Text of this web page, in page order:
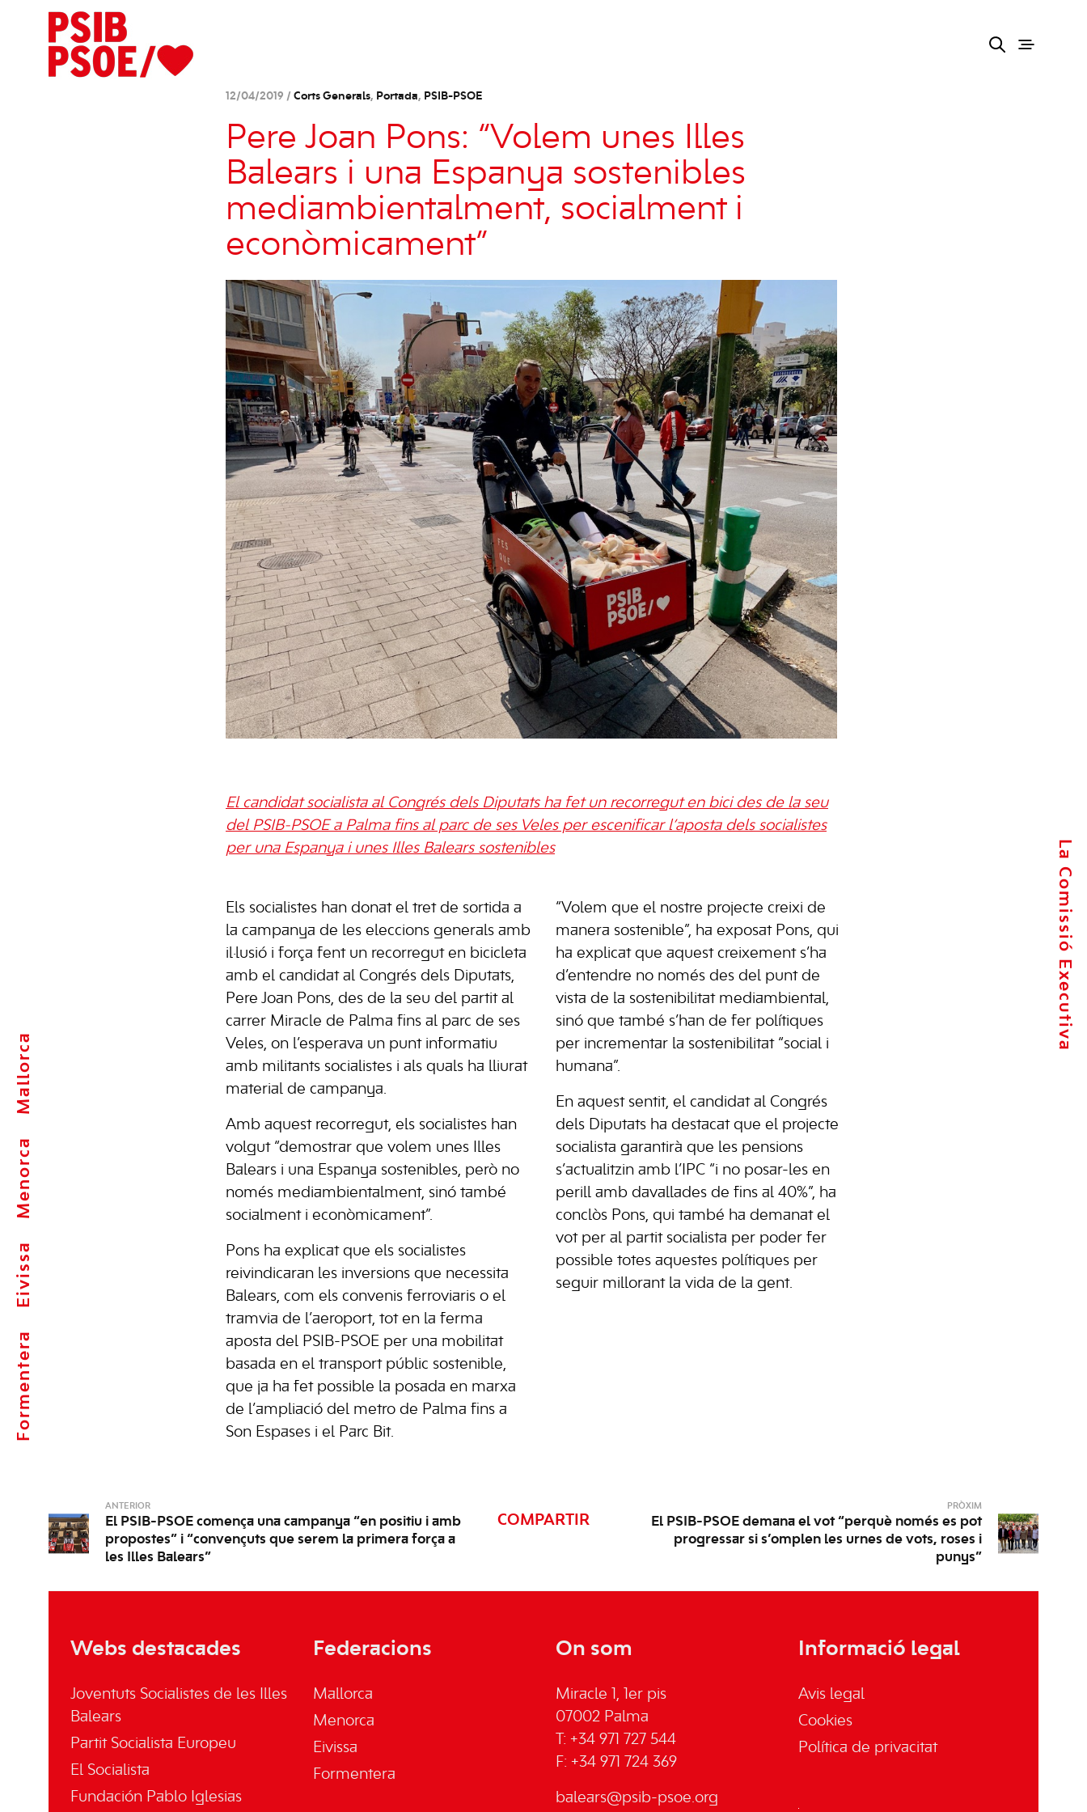
Formentera
Eivissa
Menorca
Mallorca
La Comissió Executiva
12/04/2019 / Corts Generals, Portada, PSIB-PSOE
Pere Joan Pons: “Volem unes Illes
Balears i una Espanya sostenibles
mediambientalment, socialment i
econòmicament”
El candidat socialista al Congrés dels Diputats ha fet un recorregut en bici des de la seu
del PSIB-PSOE a Palma fins al parc de ses Veles per escenificar l’aposta dels socialistes
per una Espanya i unes Illes Balears sostenibles
Els socialistes han donat el tret de sortida a
la campanya de les eleccions generals amb
il·lusió i força fent un recorregut en bicicleta
amb el candidat al Congrés dels Diputats,
Pere Joan Pons, des de la seu del partit al
carrer Miracle de Palma fins al parc de ses
Veles, on l’esperava un punt informatiu
amb militants socialistes i als quals ha lliurat
material de campanya.
Amb aquest recorregut, els socialistes han
volgut “demostrar que volem unes Illes
Balears i una Espanya sostenibles, però no
només mediambientalment, sinó també
socialment i econòmicament”.
Pons ha explicat que els socialistes
reivindicaran les inversions que necessita
Balears, com els convenis ferroviaris o el
tramvia de l’aeroport, tot en la ferma
aposta del PSIB-PSOE per una mobilitat
basada en el transport públic sostenible,
que ja ha fet possible la posada en marxa
de l’ampliació del metro de Palma fins a
Son Espases i el Parc Bit.
“Volem que el nostre projecte creixi de
manera sostenible”, ha exposat Pons, qui
ha explicat que aquest creixement s’ha
d’entendre no només des del punt de
vista de la sostenibilitat mediambiental,
sinó que també s’han de fer polítiques
per incrementar la sostenibilitat “social i
humana”.
En aquest sentit, el candidat al Congrés
dels Diputats ha destacat que el projecte
socialista garantirà que les pensions
s’actualitzin amb l’IPC “i no posar-les en
perill amb davallades de fins al 40%”, ha
conclòs Pons, qui també ha demanat el
vot per al partit socialista per poder fer
possible totes aquestes polítiques per
seguir millorant la vida de la gent.
ANTERIOR
El PSIB-PSOE comença una campanya “en positiu i amb
propostes” i “convençuts que serem la primera força a
les Illes Balears”
COMPARTIR
PRÒXIM
El PSIB-PSOE demana el vot “perquè només es pot
progressar si s’omplen les urnes de vots, roses i
punys”
Webs destacades
Joventuts Socialistes de les Illes
Balears
Partit Socialista Europeu
El Socialista
Fundación Pablo Iglesias
Federacions
Mallorca
Menorca
Eivissa
Formentera
On som
Miracle 1, 1er pis
07002 Palma
T: +34 971 727 544
F: +34 971 724 369
balears@psib-psoe.org
Informació legal
Avis legal
Cookies
Política de privacitat